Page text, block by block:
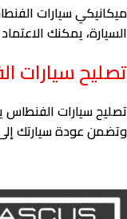
ميكانيكي سيارات
السيارة، يمكنك
تصليح سيارات
تصليح سيارات
وتضمن عودة سيارتك